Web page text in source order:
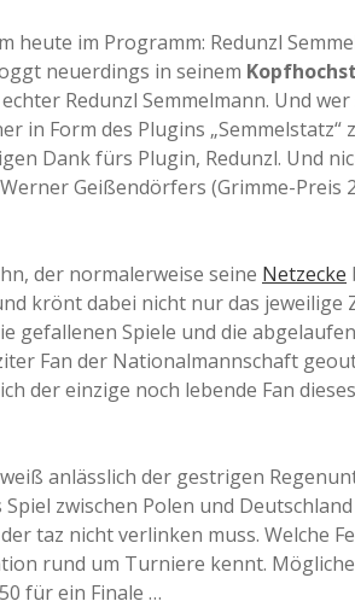
a
a
d
e
heute im Programm: Redunzl
neuerdings in seinem
Redunzl Semmelmann. Und
in Form des Plugins
Dank fürs Plugin, Redunzl. Und
Geißendörfers (Grimme-
der normalerweise seine Netzecke
krönt dabei nicht nur das
gefallenen Spiele und die
Fan der Nationalmannschaft
der einzige noch lebende Fan
weiß anlässlich der gestrigen
zwischen Polen und
taz nicht verlinken muss. Welche
rund um Turniere kennt.
für ein Finale …